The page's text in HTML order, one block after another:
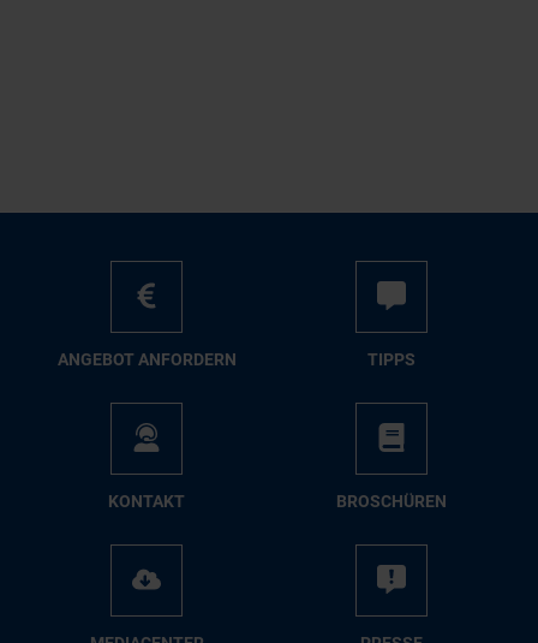
AN­GE­BOT AN­FOR­DERN TIPPS
KON­TAKT BRO­SCHÜ­REN